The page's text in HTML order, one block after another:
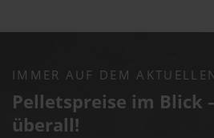
IMMER AUF DEM
Pelletspreise im Blick
überall!